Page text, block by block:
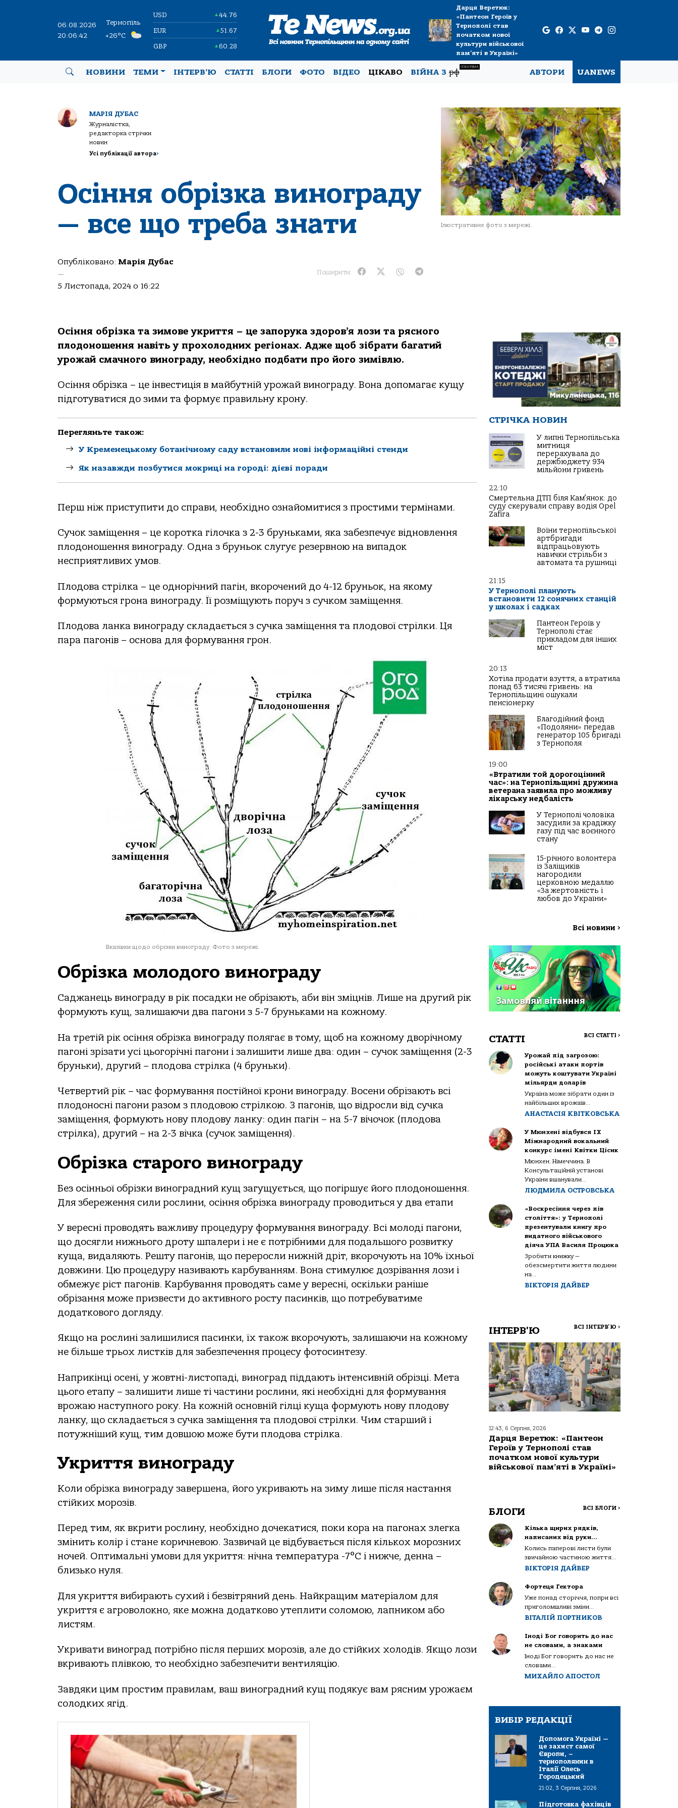
06.08.2026
20:06:43
Тернопіль
+26°C
USD ▲44.76
EUR ▲51.67
GBP ▲60.28
Дарця Веретюк:
«Пантеон Героїв у
Тернополі став
початком нової
культури військової
пам’яті в Україні»
НОВИНИ ТЕМИ ІНТЕРВ’Ю СТАТТІ БЛОГИ ФОТО ВІДЕО ЦІКАВО ВІЙНА Зрф
СПЕЦТЕМА
АВТОРИ UANEWS
МАРІЯ ДУБАС
Журналістка,
редакторка стрічки
новин
Усі публікації автора>
Осіння обрізка винограду
— все що треба знати
Опубліковано: Марія Дубас
—
5 Листопада, 2024 о 16:22
Поширити:
Ілюстративне фото з мережі.
Осіння обрізка та зимове укриття – це запорука здоров’я лози та рясного
плодоношення навіть у прохолодних регіонах. Адже щоб зібрати багатий
урожай смачного винограду, необхідно подбати про його зимівлю.
Осіння обрізка – це інвестиція в майбутній урожай винограду. Вона допомагає кущу
підготуватися до зими та формує правильну крону.
Перегляньте також:
У Кременецькому ботанічному саду встановили нові інформаційні стенди
Як назавжди позбутися мокриці на городі: дієві поради
Перш ніж приступити до справи, необхідно ознайомитися з простими термінами.
Сучок заміщення – це коротка гілочка з 2-3 бруньками, яка забезпечує відновлення
плодоношення винограду. Одна з бруньок слугує резервною на випадок
несприятливих умов.
Плодова стрілка – це однорічний пагін, вкорочений до 4-12 бруньок, на якому
формуються грона винограду. Її розміщують поруч з сучком заміщення.
Плодова ланка винограду складається з сучка заміщення та плодової стрілки. Ця
пара пагонів – основа для формування грон.
Вказівки щодо обрізки винограду. Фото з мережі.
Обрізка молодого винограду
Саджанець винограду в рік посадки не обрізають, аби він зміцнів. Лише на другий рік
формують кущ, залишаючи два пагони з 5-7 бруньками на кожному.
На третій рік осіння обрізка винограду полягає в тому, щоб на кожному дворічному
пагоні зрізати усі цьогорічні пагони і залишити лише два: один – сучок заміщення (2-3
бруньки), другий – плодова стрілка (4 бруньки).
Четвертий рік – час формування постійної крони винограду. Восени обрізають всі
плодоносні пагони разом з плодовою стрілкою. З пагонів, що відросли від сучка
заміщення, формують нову плодову ланку: один пагін – на 5-7 вічочок (плодова
стрілка), другий – на 2-3 вічка (сучок заміщення).
Обрізка старого винограду
Без осінньої обрізки виноградний кущ загущується, що погіршує його плодоношення.
Для збереження сили рослини, осіння обрізка винограду проводиться у два етапи
У вересні проводять важливу процедуру формування винограду. Всі молоді пагони,
що досягли нижнього дроту шпалери і не є потрібними для подальшого розвитку
куща, видаляють. Решту пагонів, що переросли нижній дріт, вкорочують на 10% їхньої
довжини. Цю процедуру називають карбуванням. Вона стимулює дозрівання лози і
обмежує ріст пагонів. Карбування проводять саме у вересні, оскільки раніше
обрізання може призвести до активного росту пасинків, що потребуватиме
додаткового догляду.
Якщо на рослині залишилися пасинки, їх також вкорочують, залишаючи на кожному
не більше трьох листків для забезпечення процесу фотосинтезу.
Наприкінці осені, у жовтні-листопаді, виноград піддають інтенсивній обрізці. Мета
цього етапу – залишити лише ті частини рослини, які необхідні для формування
врожаю наступного року. На кожній основній гілці куща формують нову плодову
ланку, що складається з сучка заміщення та плодової стрілки. Чим старший і
потужніший кущ, тим довшою може бути плодова стрілка.
Укриття винограду
Коли обрізка винограду завершена, його укривають на зиму лише після настання
стійких морозів.
Перед тим, як вкрити рослину, необхідно дочекатися, поки кора на пагонах злегка
змінить колір і стане коричневою. Зазвичай це відбувається після кількох морозних
ночей. Оптимальні умови для укриття: нічна температура -7°C і нижче, денна –
близько нуля.
Для укриття вибирають сухий і безвітряний день. Найкращим матеріалом для
укриття є агроволокно, яке можна додатково утеплити соломою, лапником або
листям.
Укривати виноград потрібно після перших морозів, але до стійких холодів. Якщо лози
вкривають плівкою, то необхідно забезпечити вентиляцію.
Завдяки цим простим правилам, ваш виноградний кущ подякує вам рясним урожаєм
солодких ягід.
СТРІЧКА НОВИН
У липні Тернопільська
митниця
перерахувала до
держбюджету 934
мільйони гривень
22:10
Смертельна ДТП біля Кам’янок: до
суду скерували справу водія Opel
Zafira
Воїни тернопільської
артбригади
відпрацьовують
навички стрільби з
автомата та рушниці
21:15
У Тернополі планують
встановити 12 сонячних станцій
у школах і садках
Пантеон Героїв у
Тернополі стає
прикладом для інших
міст
20:13
Хотіла продати взуття, а втратила
понад 63 тисячі гривень: на
Тернопільщині ошукали
пенсіонерку
Благодійний фонд
«Подоляни» передав
генератор 105 бригаді
з Тернополя
19:00
«Втратили той дорогоцінний
час»: на Тернопільщині дружина
ветерана заявила про можливу
лікарську недбалість
У Тернополі чоловіка
засудили за крадіжку
газу під час воєнного
стану
15-річного волонтера
із Заліщиків
нагородили
церковною медаллю
«За жертовність і
любов до України»
Всі новини >
СТАТТІ ВСІ СТАТТІ >
Урожай під загрозою:
російські атаки портів
можуть коштувати Україні
мільярди доларів
Україна може зібрати один із
найбільших врожаїв...
АНАСТАСІЯ КВІТКОВСЬКА
У Мюнхені відбувся IX
Міжнародний вокальний
конкурс імені Квітки Цісик
Мюнхен. Німеччина. В
Консультаційній установі
України вшанували...
ЛЮДМИЛА ОСТРОВСЬКА
«Воскресіння через пів
століття»: у Тернополі
презентували книгу про
видатного військового
діяча УПА Василя Процюка
Зробити книжку —
обезсмертити життя людини
на...
ВІКТОРІЯ ДАЙВЕР
ІНТЕРВ'Ю ВСІ ІНТЕРВ'Ю >
12:43, 6 Серпня, 2026
Дарця Веретюк: «Пантеон
Героїв у Тернополі став
початком нової культури
військової пам’яті в Україні»
БЛОГИ ВСІ БЛОГИ >
Кілька щирих рядків,
написаних від руки…
Колись паперові листи були
звичайною частиною життя...
ВІКТОРІЯ ДАЙВЕР
Фортеця Гектора
Уже понад сторіччя, попри всі
приголомшливі зміни...
ВІТАЛІЙ ПОРТНИКОВ
Іноді Бог говорить до нас
не словами, а знаками
Іноді Бог говорить до нас не
словами...
МИХАЙЛО АПОСТОЛ
ВИБІР РЕДАКЦІЇ
Допомога Україні —
це захист самої
Європи, –
тернополянин в
Італії Олесь
Городецький
21:02, 3 Серпня, 2026
Підготовка фахівців